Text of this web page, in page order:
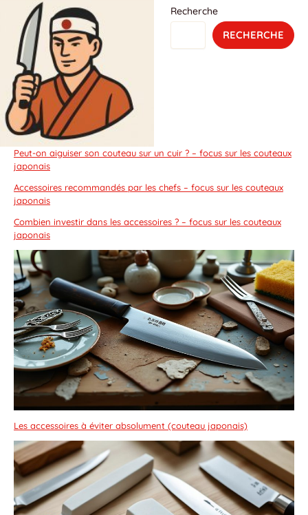
Recherche
RECHERCHE
Peut-on aiguiser son couteau sur un cuir ? – focus sur les couteaux
japonais
Accessoires recommandés par les chefs – focus sur les couteaux
japonais
Combien investir dans les accessoires ? – focus sur les couteaux
japonais
Les accessoires à éviter absolument (couteau japonais)